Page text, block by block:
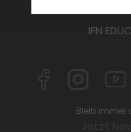
IFN
Bleib immer